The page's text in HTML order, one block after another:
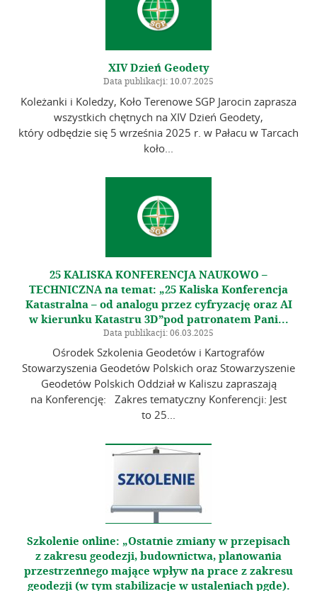
XIV Dzień Geodety
Data publikacji: 10.07.2025
Koleżanki i Koledzy, Koło Terenowe SGP Jarocin zaprasza
wszystkich chętnych na XIV Dzień Geodety,
który odbędzie się 5 września 2025 r. w Pałacu w Tarcach
koło...
25 KALISKA KONFERENCJA NAUKOWO –
TECHNICZNA na temat: „25 Kaliska Konferencja
Katastralna – od analogu przez cyfryzację oraz AI
w kierunku Katastru 3D”pod patronatem Pani...
Data publikacji: 06.03.2025
Ośrodek Szkolenia Geodetów i Kartografów
Stowarzyszenia Geodetów Polskich oraz Stowarzyszenie
Geodetów Polskich Oddział w Kaliszu zapraszają
na Konferencję: Zakres tematyczny Konferencji: Jest
to 25...
Szkolenie online: „Ostatnie zmiany w przepisach
z zakresu geodezji, budownictwa, planowania
przestrzennego mające wpływ na prace z zakresu
geodezji (w tym stabilizacje w ustaleniach pgde).